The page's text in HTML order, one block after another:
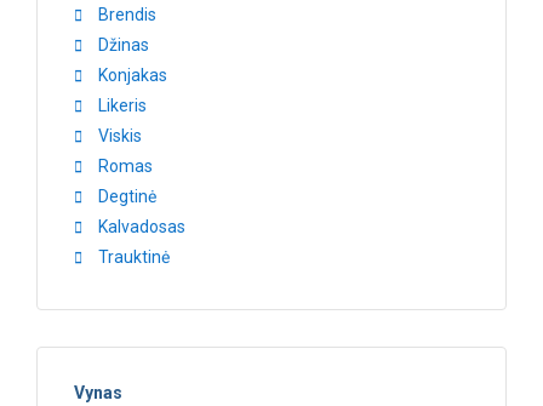
Brendis
Džinas
Konjakas
Likeris
Viskis
Romas
Degtinė
Kalvadosas
Trauktinė
Vynas